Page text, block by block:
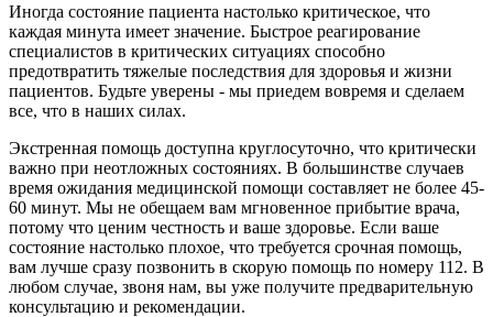
Иногда состояние пациента настолько критическое, что
каждая минута имеет значение. Быстрое реагирование
специалистов в критических ситуациях способно
предотвратить тяжелые последствия для здоровья и жизни
пациентов. Будьте уверены - мы приедем вовремя и сделаем
все, что в наших силах.
Экстренная помощь доступна круглосуточно, что критически
важно при неотложных состояниях. В большинстве случаев
время ожидания медицинской помощи составляет не более 45-
60 минут. Мы не обещаем вам мгновенное прибытие врача,
потому что ценим честность и ваше здоровье. Если ваше
состояние настолько плохое, что требуется срочная помощь,
вам лучше сразу позвонить в скорую помощь по номеру 112. В
любом случае, звоня нам, вы уже получите предварительную
консультацию и рекомендации.